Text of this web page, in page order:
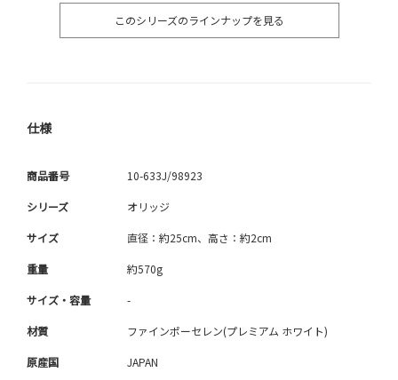
このシリーズのラインナップを見る
仕様
商品番号 10-633J/98923
シリーズ オリッジ
サイズ 直径：約25cm、高さ：約2cm
重量 約570g
サイズ・容量 -
材質 ファインポーセレン(プレミアム ホワイト)
原産国 JAPAN